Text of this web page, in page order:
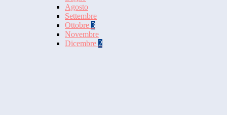
Agosto
Settembre
Ottobre 3
Novembre
Dicembre 2